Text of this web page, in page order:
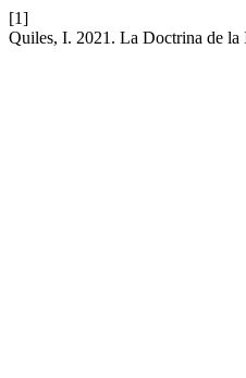
[1]
Quiles, I. 2021. La Doctrina de